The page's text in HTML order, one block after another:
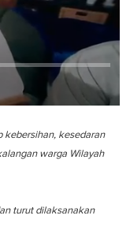
kebersihan, kesedaran
warga Wilayah
turut dilaksanakan